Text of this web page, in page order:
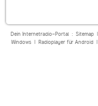
Dein Internetradio-Portal : Sitemap|
Windows| Radioplayer für Android|